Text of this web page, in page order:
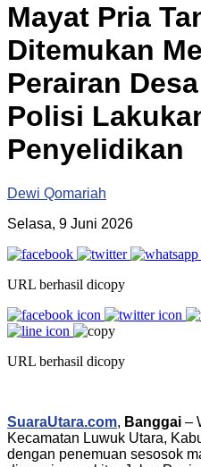
Mayat Pria
Ditemukan
Perairan
Polisi
Penyelidikan
Dewi Qomariah
Selasa, 9 Juni 2026
URL berhasil dicopy
URL berhasil dicopy
SuaraUtara.com, Banggai –
Kecamatan Luwuk Utara,
dengan penemuan sesosok